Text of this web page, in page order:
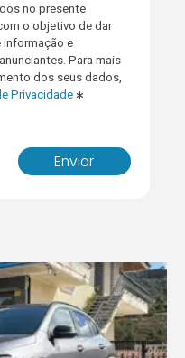
no presente
o objetivo de dar
informação e
Para mais
dos seus dados,
Privacidade
Enviar